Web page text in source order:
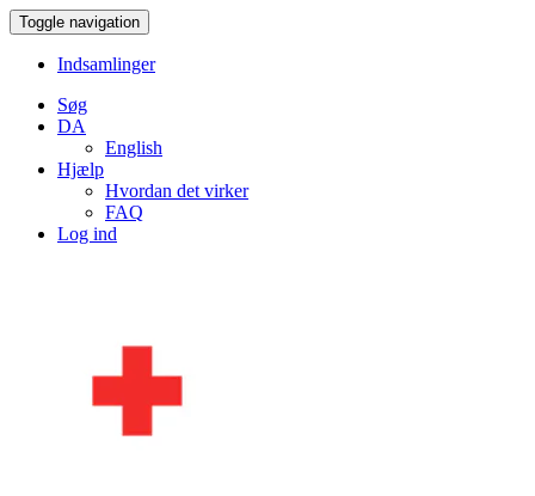
Toggle navigation
Indsamlinger
Søg
DA
English
Hjælp
Hvordan det virker
FAQ
Log ind